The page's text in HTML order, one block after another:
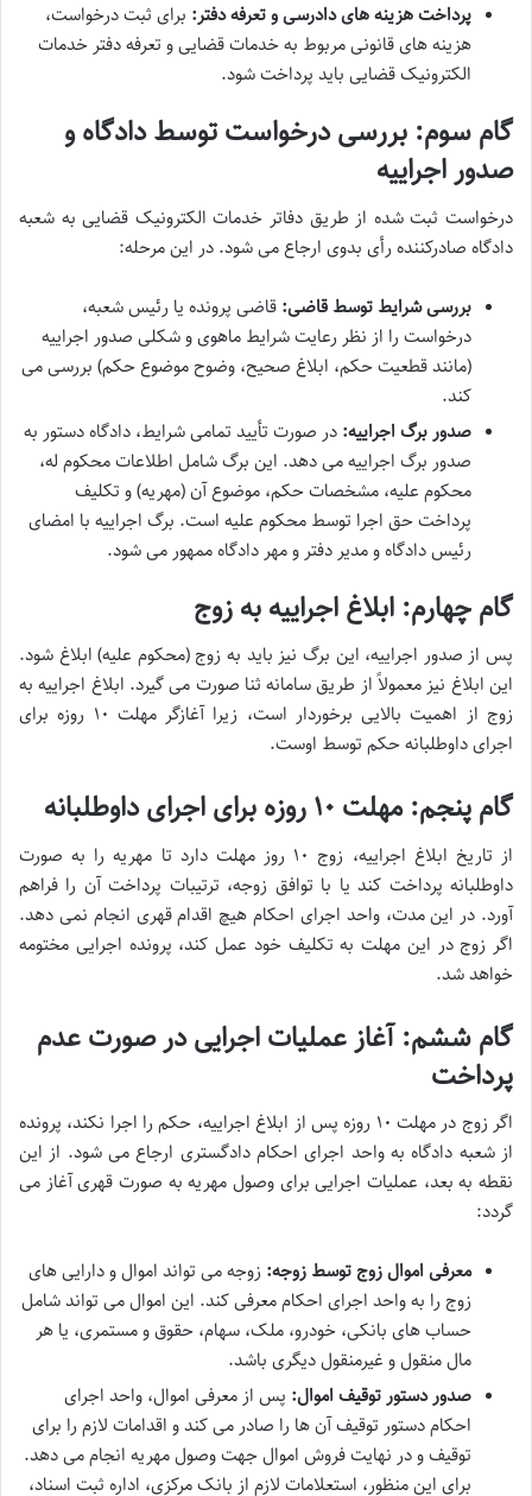
پرداخت هزینه های دادرسی و تعرفه دفتر: برای ثبت درخواست،
هزینه های قانونی مربوط به خدمات قضایی و تعرفه دفتر خدمات
الکترونیک قضایی باید پرداخت شود.
گام سوم: بررسی درخواست توسط دادگاه و
صدور اجراییه
درخواست ثبت شده از طریق دفاتر خدمات الکترونیک قضایی به شعبه
دادگاه صادرکننده رأی بدوی ارجاع می شود. در این مرحله:
بررسی شرایط توسط قاضی: قاضی پرونده یا رئیس شعبه،
درخواست را از نظر رعایت شرایط ماهوی و شکلی صدور اجراییه
(مانند قطعیت حکم، ابلاغ صحیح، وضوح موضوع حکم) بررسی می
کند.
صدور برگ اجراییه: در صورت تأیید تمامی شرایط، دادگاه دستور به
صدور برگ اجراییه می دهد. این برگ شامل اطلاعات محکوم له،
محکوم علیه، مشخصات حکم، موضوع آن (مهریه) و تکلیف
پرداخت حق اجرا توسط محکوم علیه است. برگ اجراییه با امضای
رئیس دادگاه و مدیر دفتر و مهر دادگاه ممهور می شود.
گام چهارم: ابلاغ اجراییه به زوج
پس از صدور اجراییه، این برگ نیز باید به زوج (محکوم علیه) ابلاغ شود.
این ابلاغ نیز معمولاً از طریق سامانه ثنا صورت می گیرد. ابلاغ اجراییه به
زوج از اهمیت بالایی برخوردار است، زیرا آغازگر مهلت ۱۰ روزه برای
اجرای داوطلبانه حکم توسط اوست.
گام پنجم: مهلت ۱۰ روزه برای اجرای داوطلبانه
از تاریخ ابلاغ اجراییه، زوج ۱۰ روز مهلت دارد تا مهریه را به صورت
داوطلبانه پرداخت کند یا با توافق زوجه، ترتیبات پرداخت آن را فراهم
آورد. در این مدت، واحد اجرای احکام هیچ اقدام قهری انجام نمی دهد.
اگر زوج در این مهلت به تکلیف خود عمل کند، پرونده اجرایی مختومه
خواهد شد.
گام ششم: آغاز عملیات اجرایی در صورت عدم
پرداخت
اگر زوج در مهلت ۱۰ روزه پس از ابلاغ اجراییه، حکم را اجرا نکند، پرونده
از شعبه دادگاه به واحد اجرای احکام دادگستری ارجاع می شود. از این
نقطه به بعد، عملیات اجرایی برای وصول مهریه به صورت قهری آغاز می
گردد:
معرفی اموال زوج توسط زوجه: زوجه می تواند اموال و دارایی های
زوج را به واحد اجرای احکام معرفی کند. این اموال می تواند شامل
حساب های بانکی، خودرو، ملک، سهام، حقوق و مستمری، یا هر
مال منقول و غیرمنقول دیگری باشد.
صدور دستور توقیف اموال: پس از معرفی اموال، واحد اجرای
احکام دستور توقیف آن ها را صادر می کند و اقدامات لازم را برای
توقیف و در نهایت فروش اموال جهت وصول مهریه انجام می دهد.
برای این منظور، استعلامات لازم از بانک مرکزی، اداره ثبت اسناد،